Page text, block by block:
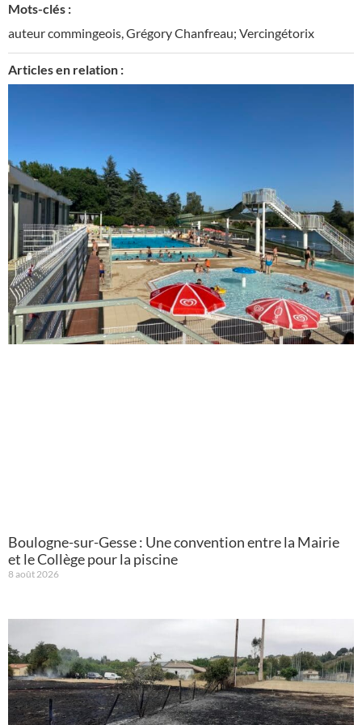
Mots-clés :
auteur commingeois,Grégory Chanfreau; Vercingétorix
Articles en relation :
Boulogne-sur-Gesse : Une convention entre la Mairie
et le Collège pour la piscine
8 août 2026